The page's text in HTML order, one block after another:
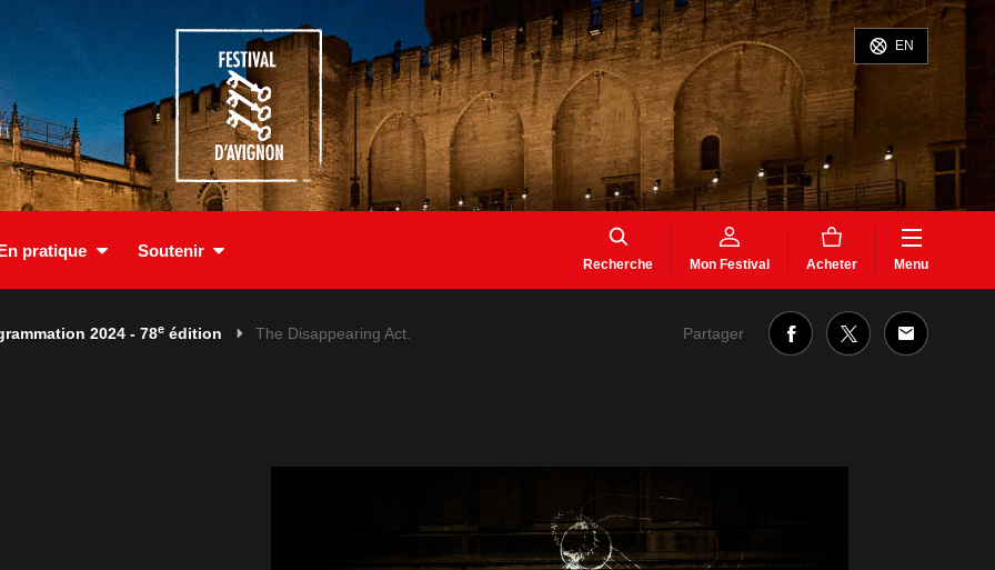
EN
pratique Soutenir
Recherche Mon Festival Acheter Menu
2024 - 78e édition The Disappearing Act. Partager